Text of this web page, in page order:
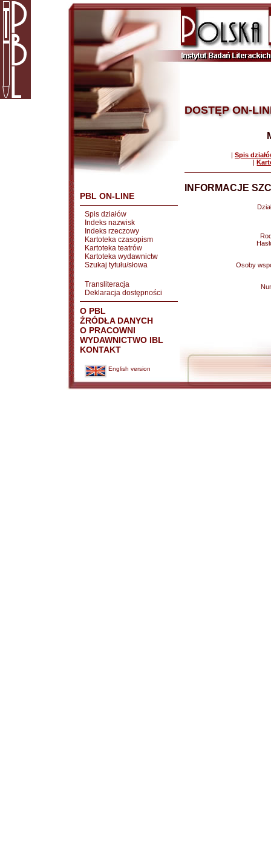
PBL ON-LINE
Spis działów
Indeks nazwisk
Indeks rzeczowy
Kartoteka czasopism
Kartoteka teatrów
Kartoteka wydawnictw
Szukaj tytułu/słowa
Transliteracja
Deklaracja dostępności
O PBL
ŹRÓDŁA DANYCH
O PRACOWNI
WYDAWNICTWO IBL
KONTAKT
English version
DOSTĘP ON-
| Spis
|
INFORMACJE
Osoby